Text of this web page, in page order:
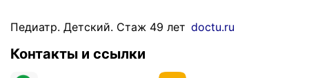
Педиатр. Детский. Стаж 49 лет doctu.ru
Контакты и ссылки